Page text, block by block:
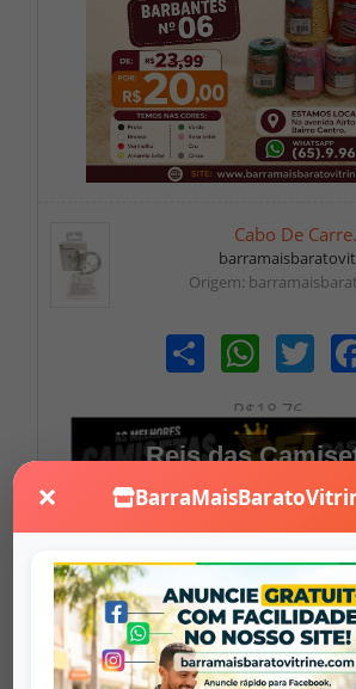
×
Cabo De
Origem:
Share WhatsAppTwitter
R$18,76
Reis das